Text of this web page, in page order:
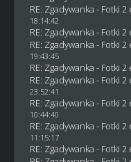
RE: Zgadywanka - Fotki 2
18:14:42
RE: Zgadywanka - Fotki 2
RE: Zgadywanka - Fotki 2
19:43:45
RE: Zgadywanka - Fotki 2
RE: Zgadywanka - Fotki 2
23:52:41
RE: Zgadywanka - Fotki 2
10:44:40
RE: Zgadywanka - Fotki 2
11:15:17
RE: Zgadywanka - Fotki 2